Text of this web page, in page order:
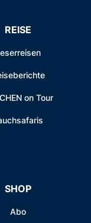
REISE
on Tour
SHOP
Abo